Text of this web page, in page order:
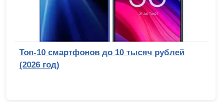
Топ-10 смартфонов до 10 тысяч рублей
(2026 год)